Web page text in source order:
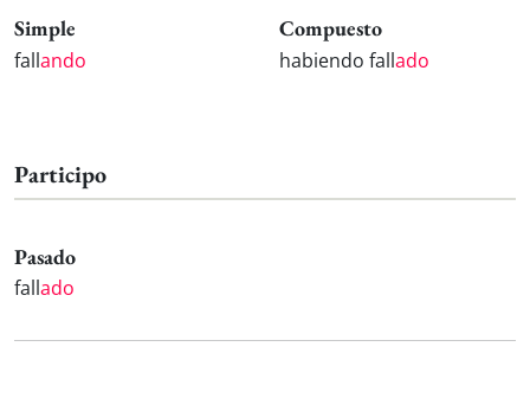
Simple
fallando
Compuesto
habiendo fallado
Participo
Pasado
fallado